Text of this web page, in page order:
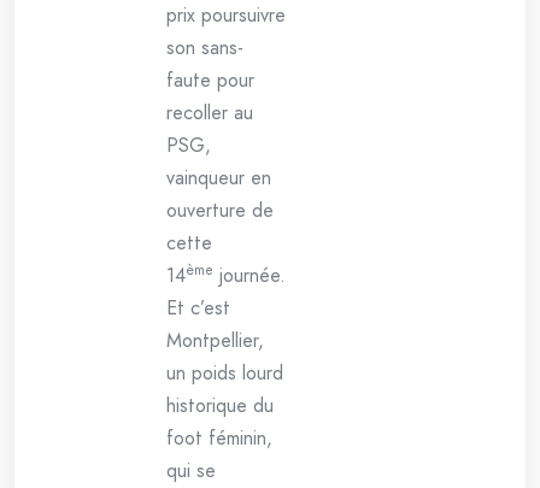
prix poursuivre
son sans-
faute pour
recoller au
PSG,
vainqueur en
ouverture de
cette
14ème journée.
Et c’est
Montpellier,
un poids lourd
historique du
foot féminin,
qui se